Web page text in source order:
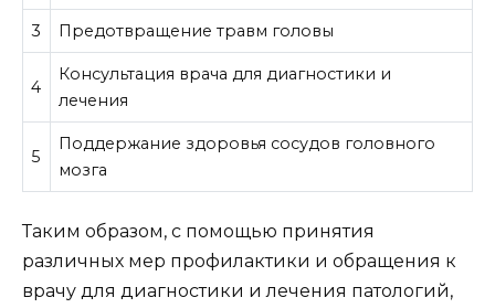
3 Предотвращение травм головы
4
Консультация врача для диагностики и
лечения
5
Поддержание здоровья сосудов головного
мозга
Таким образом, с помощью принятия
различных мер профилактики и обращения к
врачу для диагностики и лечения патологий,